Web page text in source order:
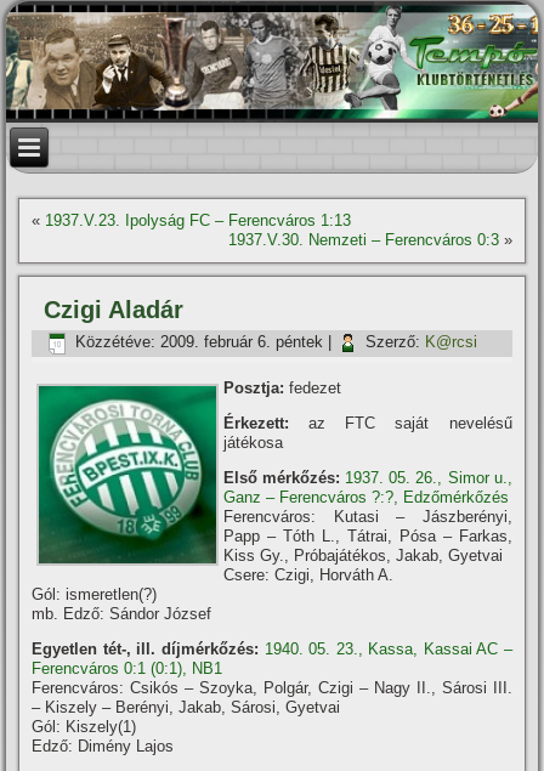
« 1937.V.23. Ipolyság FC – Ferencváros 1:13
1937.V.30. Nemzeti – Ferencváros 0:3»
Czigi Aladár
Közzétéve: 2009. február 6. péntek Szerző: K@rcsi
Posztja: fedezet
Érkezett: az FTC saját nevelésű
játékosa
Első mérkőzés: 1937. 05. 26., Simor u.,
Ganz – Ferencváros ?:?, Edzőmérkőzés
Ferencváros: Kutasi – Jászberényi,
Papp – Tóth L., Tátrai, Pósa – Farkas,
Kiss Gy., Próbajátékos, Jakab, Gyetvai
Csere: Czigi, Horváth A.
Gól: ismeretlen(?)
mb. Edző: Sándor József
Egyetlen tét-, ill. díjmérkőzés: 1940. 05. 23., Kassa, Kassai AC –
Ferencváros 0:1 (0:1), NB1
Ferencváros: Csikós – Szoyka, Polgár, Czigi – Nagy II., Sárosi III.
– Kiszely – Berényi, Jakab, Sárosi, Gyetvai
Gól: Kiszely(1)
Edző: Dimény Lajos